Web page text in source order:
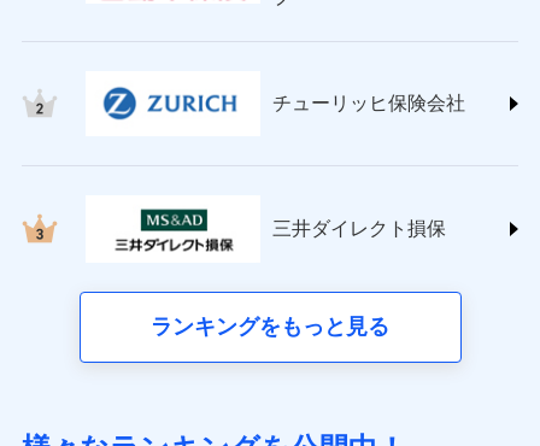
(https://www.nisshinfire.co.jp/)
(https://www.petfamilyins.co.jp/)
ins.com/)
三井ダイレクト損害保険株式会社
チューリッヒ保険会社
三井ダイレクト損保
ランキングをもっと見る